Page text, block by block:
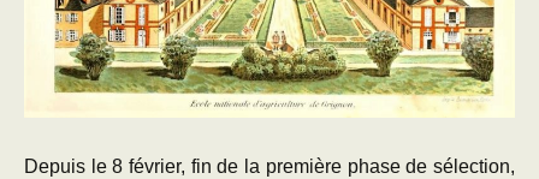
Depuis le 8 février, fin de la première phase de sélection,